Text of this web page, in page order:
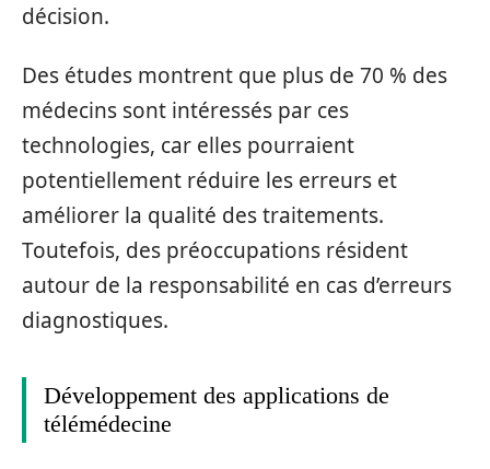
décision.
Des études montrent que plus de 70 % des
médecins sont intéressés par ces
technologies, car elles pourraient
potentiellement réduire les erreurs et
améliorer la qualité des traitements.
Toutefois, des préoccupations résident
autour de la responsabilité en cas d’erreurs
diagnostiques.
Développement des applications de
télémédecine